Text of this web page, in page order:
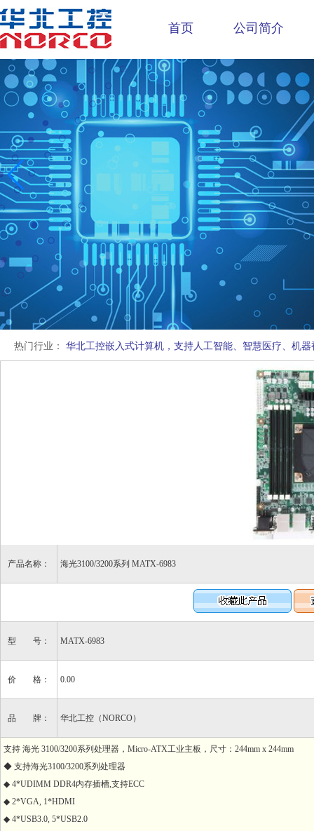
首页 公司简介
热门行业： 华北工控嵌入式计算机，支持人工智能、智慧医疗、机
产品名称： 海光3100/3200系列 MATX-6983
型 号： MATX-6983
价 格： 0.00
品 牌： 华北工控（NORCO）
支持 海光 3100/3200系列处理器，Micro-ATX工业主板，尺寸：244mm x 244mm
◆ 支持海光3100/3200系列处理器
◆ 4*UDIMM DDR4内存插槽,支持ECC
◆ 2*VGA, 1*HDMI
◆ 4*USB3.0, 5*USB2.0